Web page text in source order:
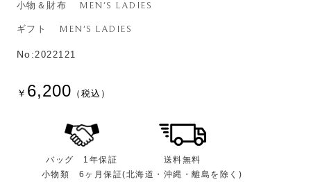
小物＆財布 MEN'S LADIES
ギフト MEN'S LADIES
No:2022121
￥ 6,200 （税込）
バッグ 1年保証
小物類 6ヶ月保証
送料無料
(北海道・沖縄・離島を除く)